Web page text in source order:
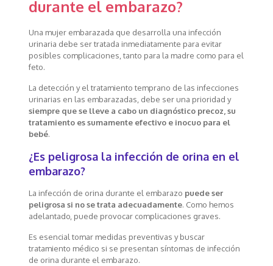
durante el embarazo?
Una mujer embarazada que desarrolla una infección
urinaria debe ser tratada inmediatamente para evitar
posibles complicaciones, tanto para la madre como para el
feto.
La detección y el tratamiento temprano de las infecciones
urinarias en las embarazadas, debe ser una prioridad y
siempre que se lleve a cabo un diagnóstico precoz, su
tratamiento es sumamente efectivo e inocuo para el
bebé.
¿Es peligrosa la infección de orina en el
embarazo?
La infección de orina durante el embarazo puede ser
peligrosa si no se trata adecuadamente. Como hemos
adelantado, puede provocar complicaciones graves.
Es esencial tomar medidas preventivas y buscar
tratamiento médico si se presentan síntomas de infección
de orina durante el embarazo.